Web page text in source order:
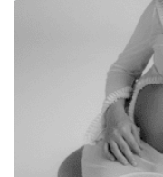
Wetenschappelijk